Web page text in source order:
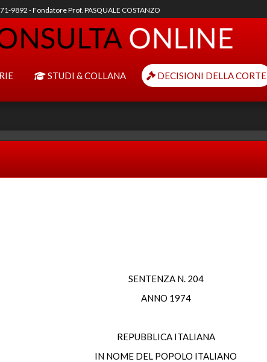
9892 - Fondatore Prof. PASQUALE COSTANZO
STUDI & COLLANA DECISIONI DELLA CORTE
SENTENZA N. 204
ANNO 1974
REPUBBLICA ITALIANA
IN NOME DEL POPOLO ITALIANO